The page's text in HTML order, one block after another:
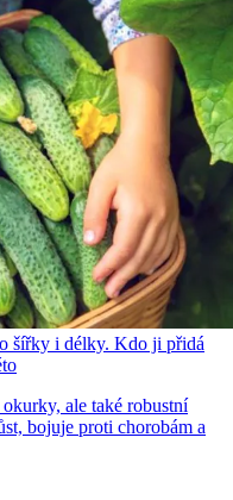
šířky i délky. Kdo ji přidá
ale také robustní
bojuje proti chorobám a